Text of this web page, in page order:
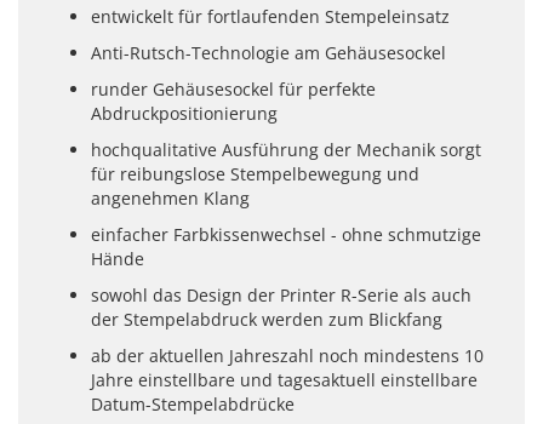
entwickelt für fortlaufenden Stempeleinsatz
Anti-Rutsch-Technologie am Gehäusesockel
runder Gehäusesockel für perfekte
Abdruckpositionierung
hochqualitative Ausführung der Mechanik sorgt
für reibungslose Stempelbewegung und
angenehmen Klang
einfacher Farbkissenwechsel - ohne schmutzige
Hände
sowohl das Design der Printer R-Serie als auch
der Stempelabdruck werden zum Blickfang
ab der aktuellen Jahreszahl noch mindestens 10
Jahre einstellbare und tagesaktuell einstellbare
Datum-Stempelabdrücke